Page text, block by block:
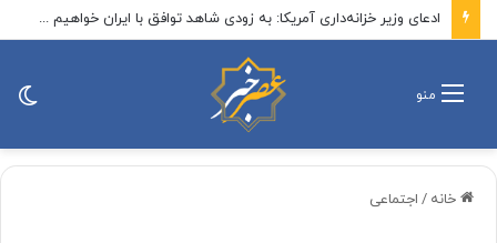
ادعای وزیر خزانه‌داری آمریکا: به زودی شاهد توافق با ایران خواهیم بود
منو
خانه / اجتماعی